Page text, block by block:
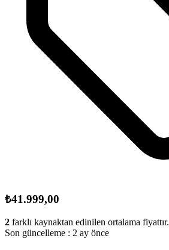
₺41.999,00
2 farklı kaynaktan edinilen ortalama fiyattır.
Son güncelleme : 2 ay önce